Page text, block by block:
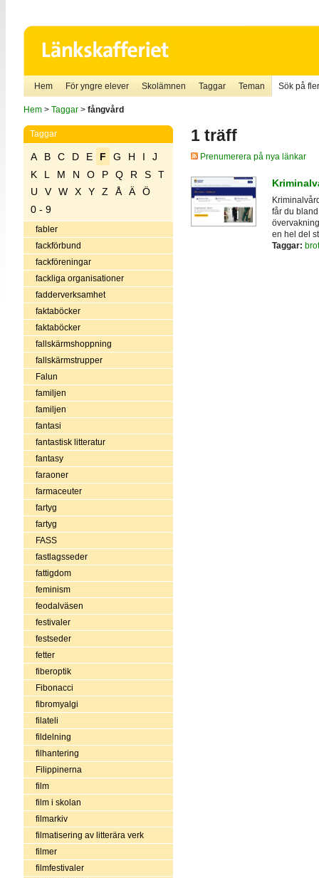
Hem För yngre elever Skolämnen Taggar Teman Sök på
Hem> Taggar> fångvård
Taggar
A B C D E F G H I
J
K
L M N O P Q R S
T
U
V W X Y Z Å Ä
Ö
0 - 9
fabler
fackförbund
fackföreningar
fackliga organisationer
fadderverksamhet
faktaböcker
faktaböcker
fallskärmshoppning
fallskärmstrupper
Falun
familjen
familjen
fantasi
fantastisk litteratur
fantasy
faraoner
farmaceuter
fartyg
fartyg
FASS
fastlagsseder
fattigdom
feminism
feodalväsen
festivaler
festseder
fetter
fiberoptik
Fibonacci
fibromyalgi
filateli
fildelning
filhantering
Filippinerna
film
film i skolan
filmarkiv
filmatisering av litterära verk
filmer
filmfestivaler
1 träff
Prenumerera på nya länkar
får du
en hel del
Taggar: